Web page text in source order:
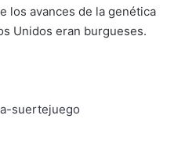
los avances de la genética
Unidos eran burgueses.